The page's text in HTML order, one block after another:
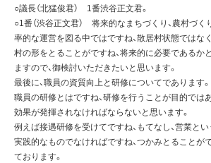
○議長（北猛俊君） 1番渋谷正文君。
○1番（渋谷正文君） 将来的なまちづくり、農村づく
率的な運営を図る中ではですね、散居村状態ではな
村の形をとることがですね、将来的に必要であるか
ますので、御検討いただきたいと思います。
最後に、職員の資質向上と研修についてであります。
職員の研修とはですね、研修を行うことが目的では
効果が発揮されなければならないと思います。
例えば接遇研修を受けてですね、もてなし、営業とい
実践的なものでなければですね、つかみとることが
ております。